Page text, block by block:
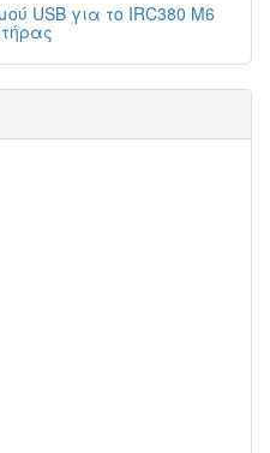
USB για το IRC380 Μ6